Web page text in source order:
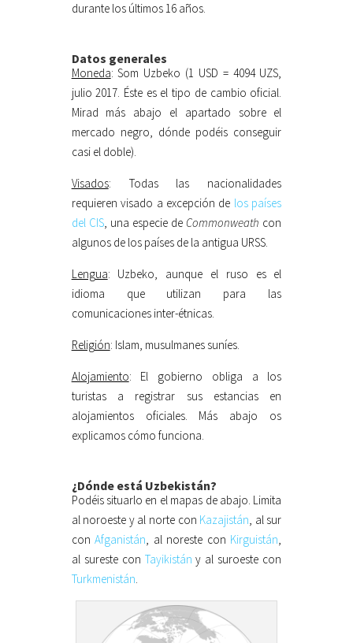
durante los últimos 16 años.
Datos generales
Moneda: Som Uzbeko (1 USD = 4094 UZS,
julio 2017. Éste es el tipo de cambio oficial.
Mirad más abajo el apartado sobre el
mercado negro, dónde podéis conseguir
casi el doble).
Visados: Todas las nacionalidades
requieren visado a excepción de los países
del CIS, una especie deCommonweath con
algunos de los países de la antigua URSS.
Lengua: Uzbeko, aunque el ruso es el
idioma que utilizan para las
comunicaciones inter-étnicas.
Religión: Islam, musulmanes suníes.
Alojamiento: El gobierno obliga a los
turistas a registrar sus estancias en
alojamientos oficiales. Más abajo os
explicamos cómo funciona.
¿Dónde está Uzbekistán?
Podéis situarlo en el mapas de abajo. Limita
al noroeste y al norte con Kazajistán, al sur
conAfganistán, al noreste con Kirguistán,
al sureste con Tayikistán y al suroeste con
Turkmenistán.